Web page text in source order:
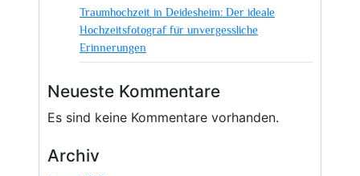
Traumhochzeit in Deidesheim: Der ideale
Hochzeitsfotograf für unvergessliche
Erinnerungen
Neueste Kommentare
Es sind keine Kommentare vorhanden.
Archiv